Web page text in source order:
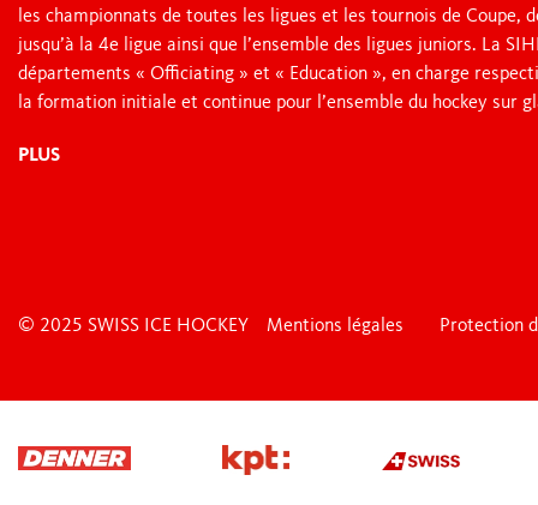
les championnats de toutes les ligues et les tournois de Coupe,
jusqu’à la 4e ligue ainsi que l’ensemble des ligues juniors. La
départements « Officiating » et « Education », en charge
la formation initiale et continue pour l’ensemble du hockey sur
PLUS
© 2025 SWISS ICE HOCKEY Mentions légales Protection